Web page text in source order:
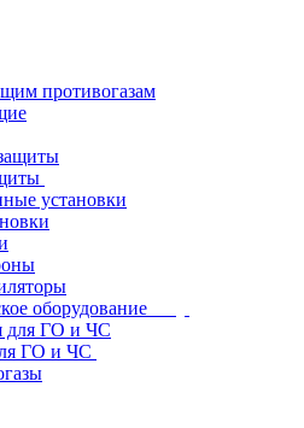
противогазам
установки
оборудование
ГО и ЧС